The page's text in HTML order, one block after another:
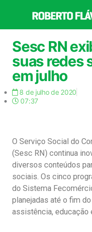
o
conteúdo
Sesc RN
suas redes
em julho
8 de julho de 2020
07:37
O Serviço Social do
(Sesc RN) continua
diversos conteúdos
sociais. Os cinco
do Sistema
planejadas até o fim
assistência, educação